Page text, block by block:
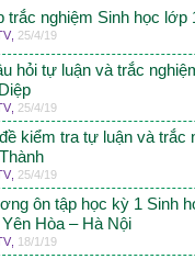
trắc nghiệm Sinh học
25/4/19
hỏi tự luận và trắc
25/4/19
kiểm tra tự luận và trắc
25/4/19
ôn tập học kỳ 1 Sinh
Hòa – Hà Nội
18/1/19